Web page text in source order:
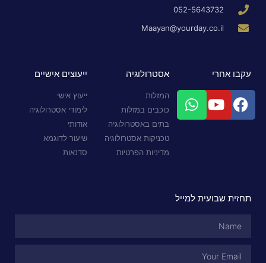
052-5643732
Maayan@yourday.co.il
עקבו אחרי אסטרולוגיה
המזלות
כוכבים במזלות
בתים באסטרולוגיה
טכניקות אסטרולוגיה
מדיניות הפרטיות
ייעוצים אישיים
ייעוץ אישי
לימודי אסטרולוגיה
אודותי
שיעור לדוגמא
סדנאות
תחזית שבועית למייל